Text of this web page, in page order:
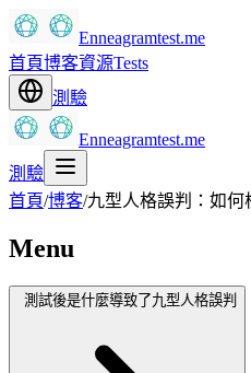
Enneagramtest.me
首頁博客資源Tests
測驗
Enneagramtest.me
測驗
首頁/博客/九型人格誤判：如何
Menu
測試後是什麼導致了九型人格誤判